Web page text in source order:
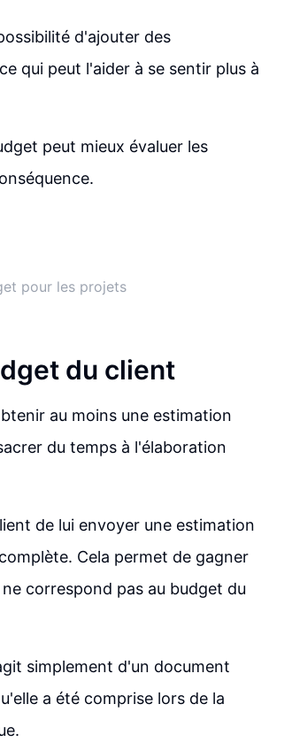
d'ajouter des
qui peut l'aider à se sentir plus à
peut mieux évaluer les
pour les projets
du client
au moins une estimation
du temps à l'élaboration
de lui envoyer une estimation
Cela permet de gagner
correspond pas au budget du
simplement d'un document
a été comprise lors de la